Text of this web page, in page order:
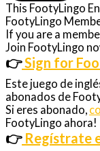
This FootyLingo
FootyLingo
If you are a
Join FootyLingo
👉Sign for
Este juego de
abonados de
Si eres abonado,
FootyLingo ahora!
👉 Regístrate